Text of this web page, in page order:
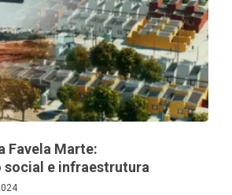
Favela Marte:
e infraestrutura